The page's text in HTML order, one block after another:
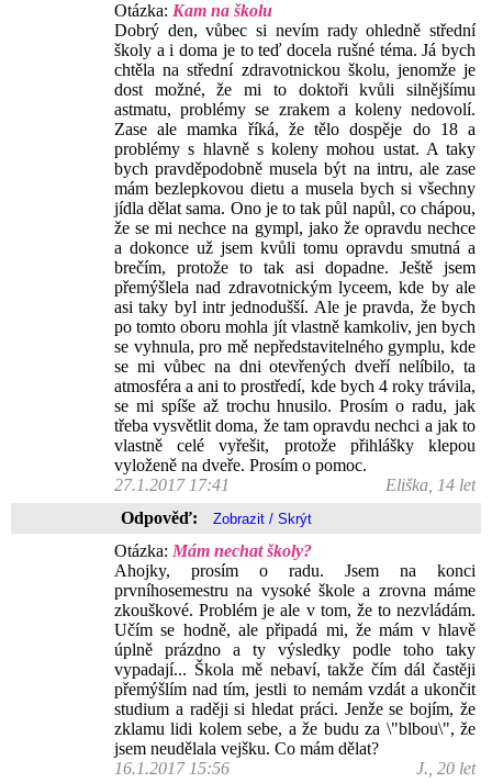
Otázka: Kam na školu
Dobrý den, vůbec si nevím rady ohledně střední
školy a i doma je to teď docela rušné téma. Já bych
chtěla na střední zdravotnickou školu, jenomže je
dost možné, že mi to doktoři kvůli silnějšímu
astmatu, problémy se zrakem a koleny nedovolí.
Zase ale mamka říká, že tělo dospěje do 18 a
problémy s hlavně s koleny mohou ustat. A taky
bych pravděpodobně musela být na intru, ale zase
mám bezlepkovou dietu a musela bych si všechny
jídla dělat sama. Ono je to tak půl napůl, co chápou,
že se mi nechce na gympl, jako že opravdu nechce
a dokonce už jsem kvůli tomu opravdu smutná a
brečím, protože to tak asi dopadne. Ještě jsem
přemýšlela nad zdravotnickým lyceem, kde by ale
asi taky byl intr jednodušší. Ale je pravda, že bych
po tomto oboru mohla jít vlastně kamkoliv, jen bych
se vyhnula, pro mě nepředstavitelného gymplu, kde
se mi vůbec na dni otevřených dveří nelíbilo, ta
atmosféra a ani to prostředí, kde bych 4 roky trávila,
se mi spíše až trochu hnusilo. Prosím o radu, jak
třeba vysvětlit doma, že tam opravdu nechci a jak to
vlastně celé vyřešit, protože přihlášky klepou
vyloženě na dveře. Prosím o pomoc.
27.1.2017 17:41
Eliška, 14 let
Odpověď:
Otázka: Mám nechat školy?
Ahojky, prosím o radu. Jsem na konci
prvníhosemestru na vysoké škole a zrovna máme
zkouškové. Problém je ale v tom, že to nezvládám.
Učím se hodně, ale připadá mi, že mám v hlavě
úplně prázdno a ty výsledky podle toho taky
vypadají... Škola mě nebaví, takže čím dál častěji
přemýšlím nad tím, jestli to nemám vzdát a ukončit
studium a raději si hledat práci. Jenže se bojím, že
zklamu lidi kolem sebe, a že budu za \"blbou\", že
jsem neudělala vejšku. Co mám dělat?
16.1.2017 15:56
J., 20 let